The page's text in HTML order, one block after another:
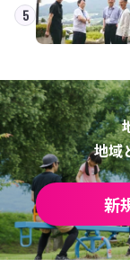
5
地域
新